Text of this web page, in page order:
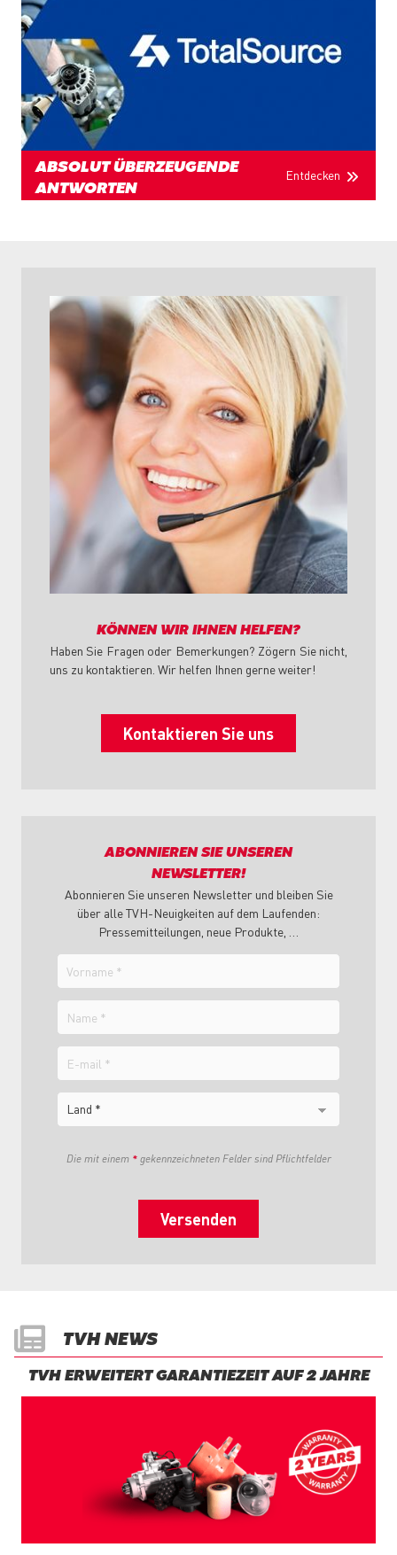
ABSOLUT ÜBERZEUGENDE
ANTWORTEN
Entdecken
KÖNNEN WIR IHNEN HELFEN?
Haben Sie Fragen oder Bemerkungen? Zögern Sie nicht,
uns zu kontaktieren. Wir helfen Ihnen gerne weiter!
Kontaktieren Sie uns
ABONNIEREN SIE UNSEREN
NEWSLETTER!
Abonnieren Sie unseren Newsletter und bleiben Sie
über alle TVH-Neuigkeiten auf dem Laufenden:
Pressemitteilungen, neue Produkte, …
mail
Die mit einem *gekennzeichneten Felder sind Pflichtfelder
TVH NEWS
TVH ERWEITERT GARANTIEZEIT AUF 2 JAHRE